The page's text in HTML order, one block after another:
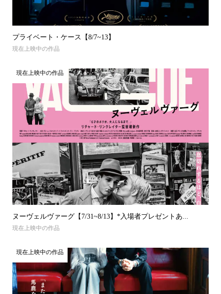
プライベート・ケース【8/7~13】
現在上映中の作品
現在上映中の作品
ヌーヴェルヴァーグ【7/31~8/13】*入場者プレゼントあ...
現在上映中の作品
現在上映中の作品